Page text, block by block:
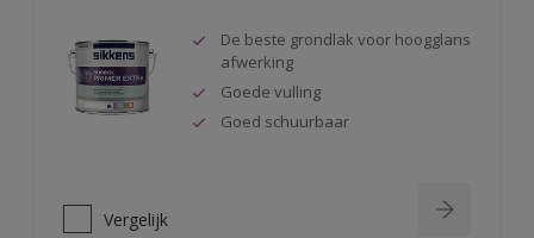
De beste grondlak voor hoogglans
afwerking
Goede vulling
Goed schuurbaar
Vergelijk